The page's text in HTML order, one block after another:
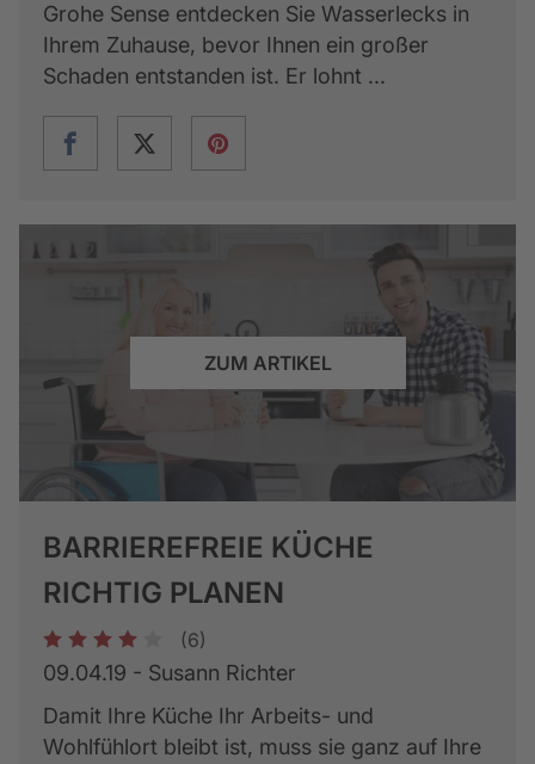
Grohe Sense entdecken Sie Wasserlecks in
Ihrem Zuhause, bevor Ihnen ein großer
Schaden entstanden ist. Er lohnt ...
ZUM ARTIKEL
BARRIEREFREIE KÜCHE
RICHTIG PLANEN
1 2 3 4 (6)
09.04.19 - Susann Richter
Damit Ihre Küche Ihr Arbeits- und
Wohlfühlort bleibt ist, muss sie ganz auf Ihre